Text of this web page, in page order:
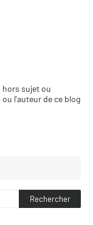
sujet ou
l'auteur de ce blog